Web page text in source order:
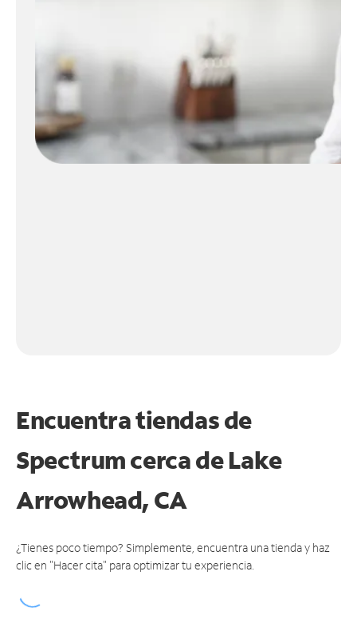
Encuentra tiendas de
Spectrum cerca deLake
Arrowhead, CA
¿Tienes poco tiempo? Simplemente, encuentra una tienda y haz
clic en "Hacer cita" para optimizar tu experiencia.